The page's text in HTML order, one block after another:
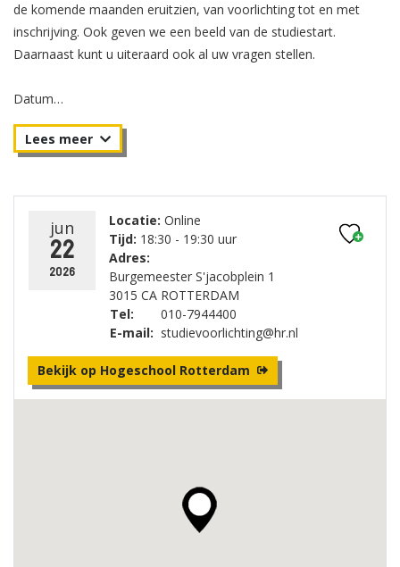
de komende maanden eruitzien, van voorlichting tot en met
inschrijving. Ook geven we een beeld van de studiestart.
Daarnaast kunt u uiteraard ook al uw vragen stellen.
Datum
Maandag 22 juni van 18.30 - 19.30 uur.
jun
22
2026
Locatie: Online
Tijd: 18:30 - 19:30 uur
Adres:
Burgemeester S'jacobplein 1
3015 CA ROTTERDAM
Tel:
E-mail:
010-7944400
studievoorlichting@hr.nl
Bekijk op Hogeschool Rotterdam